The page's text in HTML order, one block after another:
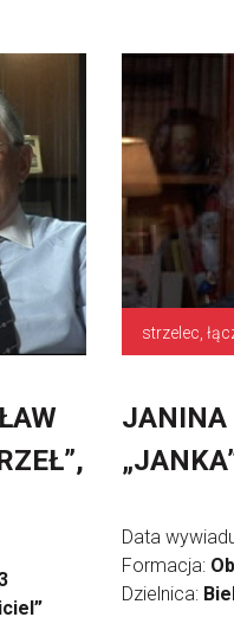
strzelec,
JANINA
Data
Formacja:
Dzielnica: